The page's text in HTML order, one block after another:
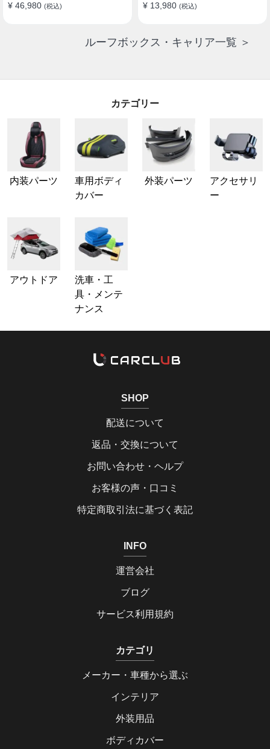
¥ 46,980 (税込) ¥ 13,980 (税込)
ルーフボックス・キャリア一覧 ＞
カテゴリー
内装パーツ
車用ボディ
カバー
外装パーツ
アクセサリ
ー
アウトドア
洗車・工
具・メンテ
ナンス
SHOP
配送について
返品・交換について
お問い合わせ・ヘルプ
お客様の声・口コミ
特定商取引法に基づく表記
INFO
運営会社
ブログ
サービス利用規約
カテゴリ
メーカー・車種から選ぶ
インテリア
外装用品
ボディカバー